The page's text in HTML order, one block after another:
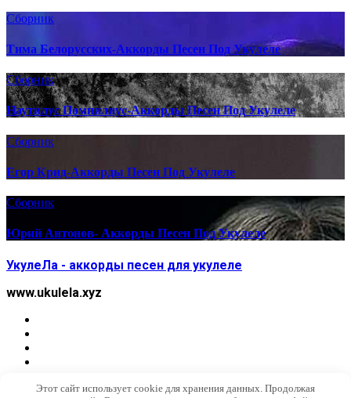
Сборник
Тима Белорусских-Аккорды Песен Под Укулеле
Сборник
Наутилус Помпилиус-Аккорды Песен Под Укулеле
Сборник
Егор Крид-Аккорды Песен Под Укулеле
Сборник
Юрий Антонов- Аккорды Песен Под Укулеле
УкулеЛа - аккорды песен для укулеле
www.ukulela.xyz
Этот сайт использует cookie для хранения данных. Продолжая